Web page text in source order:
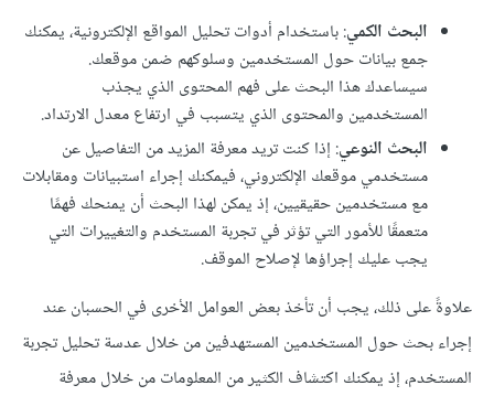
البحث الكمي: باستخدام أدوات تحليل المواقع الإلكترونية، يمكنك
جمع بيانات حول المستخدمين وسلوكهم ضمن موقعك.
سيساعدك هذا البحث على فهم المحتوى الذي يجذب
المستخدمين والمحتوى الذي يتسبب في ارتفاع معدل الارتداد.
البحث النوعي: إذا كنت تريد معرفة المزيد من التفاصيل عن
مستخدمي موقعك الإلكتروني، فيمكنك إجراء استبيانات ومقابلات
مع مستخدمين حقيقيين، إذ يمكن لهذا البحث أن يمنحك فهمًا
متعمقًا للأمور التي تؤثر في تجربة المستخدم والتغييرات التي
يجب عليك إجراؤها لإصلاح الموقف.
علاوةً على ذلك، يجب أن تأخذ بعض العوامل الأخرى في الحسبان عند
إجراء بحث حول المستخدمين المستهدفين من خلال عدسة تحليل تجربة
المستخدم، إذ يمكنك اكتشاف الكثير من المعلومات من خلال معرفة